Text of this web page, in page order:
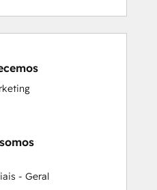
- Geral